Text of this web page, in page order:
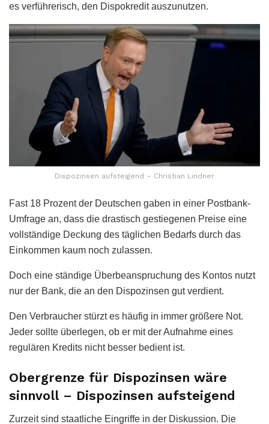
es verführerisch, den Dispokredit auszunutzen.
Dispozinsen aufsteigend – Christian Lindner
Fast 18 Prozent der Deutschen gaben in einer Postbank-
Umfrage an, dass die drastisch gestiegenen Preise eine
vollständige Deckung des täglichen Bedarfs durch das
Einkommen kaum noch zulassen.
Doch eine ständige Überbeanspruchung des Kontos nutzt
nur der Bank, die an den Dispozinsen gut verdient.
Den Verbraucher stürzt es häufig in immer größere Not.
Jeder sollte überlegen, ob er mit der Aufnahme eines
regulären Kredits nicht besser bedient ist.
Obergrenze für Dispozinsen wäre
sinnvoll – Dispozinsen aufsteigend
Zurzeit sind staatliche Eingriffe in der Diskussion. Die